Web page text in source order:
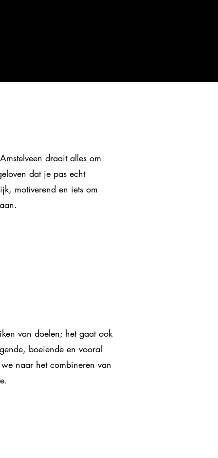
draait alles om
dat je pas echt
motiverend en iets om
van doelen; het gaat ook
boeiende en vooral
naar het combineren van